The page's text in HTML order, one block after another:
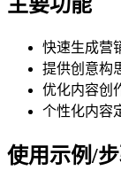
主要功能
快速生成营
提供创意构
优化内容创
个性化内容
使用示例/